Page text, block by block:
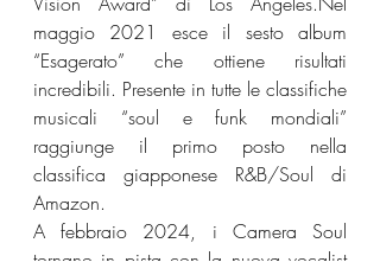
maggio 2021 esce il sesto album
“Esagerato” che ottiene risultati
incredibili. Presente in tutte le classifiche
musicali “soul e funk mondiali”
raggiunge il primo posto nella
classifica giapponese R&B/Soul di
Amazon.
A febbraio 2024, i Camera Soul
tornano in pista con la nuova vocalist